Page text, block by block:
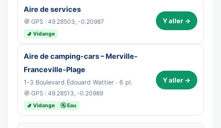
Aire de services
🧭 GPS : 49.28503, -0.20987
🚽 Vidange
Y aller →
Aire de camping-cars – Merville-
Franceville-Plage
1-3 Boulevard Édouard Wattier · 6 pl.
🧭 GPS : 49.28513, -0.20989
🚽 Vidange 🚰 Eau
Y aller →